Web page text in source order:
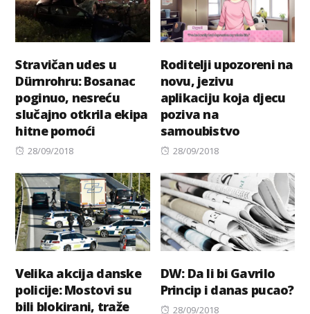
Stravičan udes u
Dürnrohru: Bosanac
poginuo, nesreću
slučajno otkrila ekipa
hitne pomoći
Posted
28/09/2018
Roditelji upozoreni na
novu, jezivu
aplikaciju koja djecu
poziva na
samoubistvo
Posted
28/09/2018
Velika akcija danske
policije: Mostovi su
bili blokirani, traže
DW: Da li bi Gavrilo
Princip i danas pucao?
Posted
28/09/2018